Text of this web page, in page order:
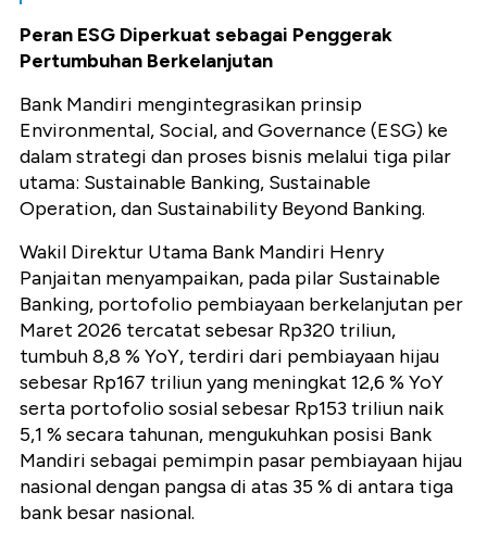
Peran ESG Diperkuat sebagai Penggerak
Pertumbuhan Berkelanjutan
Bank Mandiri mengintegrasikan prinsip
Environmental, Social, and Governance (ESG) ke
dalam strategi dan proses bisnis melalui tiga pilar
utama: Sustainable Banking, Sustainable
Operation, dan Sustainability Beyond Banking.
Wakil Direktur Utama Bank Mandiri Henry
Panjaitan menyampaikan, pada pilar Sustainable
Banking, portofolio pembiayaan berkelanjutan per
Maret 2026 tercatat sebesar Rp320 triliun,
tumbuh 8,8 % YoY, terdiri dari pembiayaan hijau
sebesar Rp167 triliun yang meningkat 12,6 % YoY
serta portofolio sosial sebesar Rp153 triliun naik
5,1 % secara tahunan, mengukuhkan posisi Bank
Mandiri sebagai pemimpin pasar pembiayaan hijau
nasional dengan pangsa di atas 35 % di antara tiga
bank besar nasional.